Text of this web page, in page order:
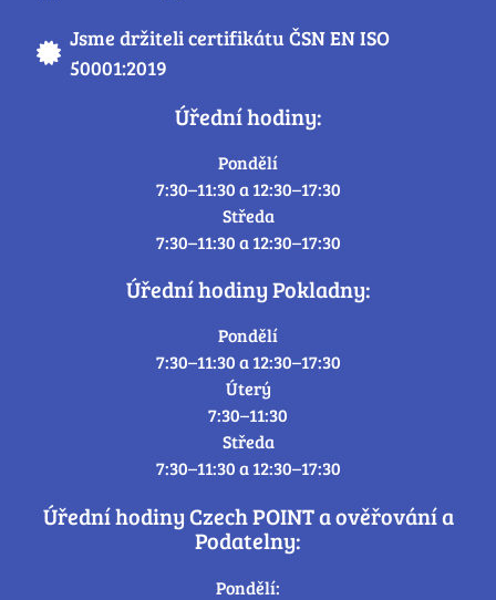
Jsme držiteli certifikátu ČSN EN ISO
50001:2019
Úřední hodiny:
Pondělí
7:30–11:30 a 12:30–17:30
Středa
7:30–11:30 a 12:30–17:30
Úřední hodiny Pokladny:
Pondělí
7:30–11:30 a 12:30–17:30
Úterý
7:30–11:30
Středa
7:30–11:30 a 12:30–17:30
Úřední hodiny Czech POINT a ověřování a
Podatelny:
Pondělí: